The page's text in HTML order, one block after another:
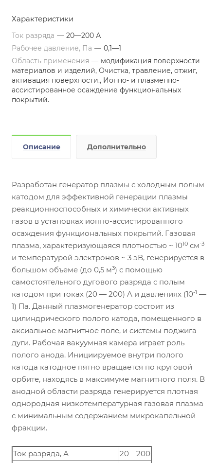
Характеристики
Ток разряда — 20—200 А
Рабочее давление, Па — 0,1—1
Область применения — модификация поверхности
материалов и изделий, Очистка, травление, отжиг,
активация поверхности., Ионно- и плазменно-
ассистированное осаждение функциональных
покрытий.
Описание Дополнительно
Разработан генератор плазмы с холодным полым
катодом для эффективной генерации плазмы
реакционноспособных и химически активных
газов в установках ионно-ассистированного
осаждения функциональных покрытий. Газовая
плазма, характеризующаяся плотностью ~ 1010 см-3
и температурой электронов ~ 3 эВ, генерируется в
большом объеме (до 0,5 м3) с помощью
самостоятельного дугового разряда с полым
катодом при токах (20 — 200) A и давлениях (10-1 —
1) Па. Данный плазмогенератор состоит из
цилиндрического полого катода, помещенного в
аксиальное магнитное поле, и системы поджига
дуги. Рабочая вакуумная камера играет роль
полого анода. Инициируемое внутри полого
катода катодное пятно вращается по круговой
орбите, находясь в максимуме магнитного поля. В
анодной области разряда генерируется плотная
однородная низкотемпературная газовая плазма
с минимальным содержанием микрокапельной
фракции.
Ток разряда, А
20—200